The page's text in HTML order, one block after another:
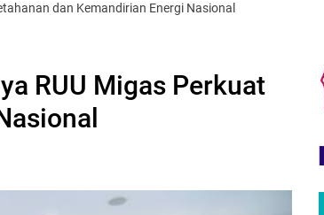
dan Kemandirian Energi Nasional
RUU Migas Perkuat